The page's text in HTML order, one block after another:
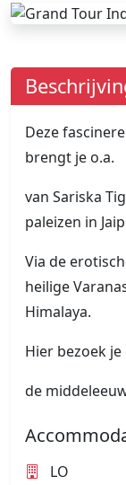
Deze
brengt je o.a.
van Sariska
paleizen in
Via de
heilige
Himalaya.
Hier bezoek je
de
LO